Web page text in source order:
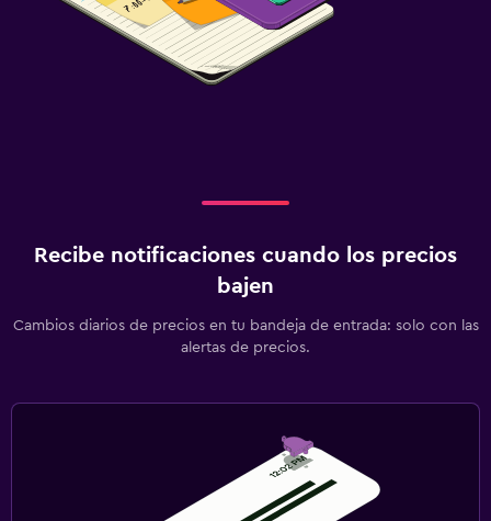
Recibe notificaciones cuando los precios
bajen
Cambios diarios de precios en tu bandeja de entrada: solo con las
alertas de precios.